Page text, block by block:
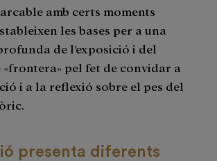
amb certs moments
les bases per a una
de l’exposició i del
«frontera» pel fet de convidar a
i a la reflexió sobre el pes del
presenta diferents